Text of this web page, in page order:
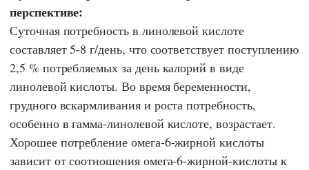
перспективе:
Суточная потребность в линолевой кислоте
составляет 5-8 г/день, что соответствует поступлению
2,5 % потребляемых за день калорий в виде
линолевой кислоты. Во время беременности,
грудного вскармливания и роста потребность,
особенно в гамма-линолевой кислоте, возрастает.
Хорошее потребление омега-6-жирной кислоты
зависит от соотношения омега-6-жирной-кислоты к